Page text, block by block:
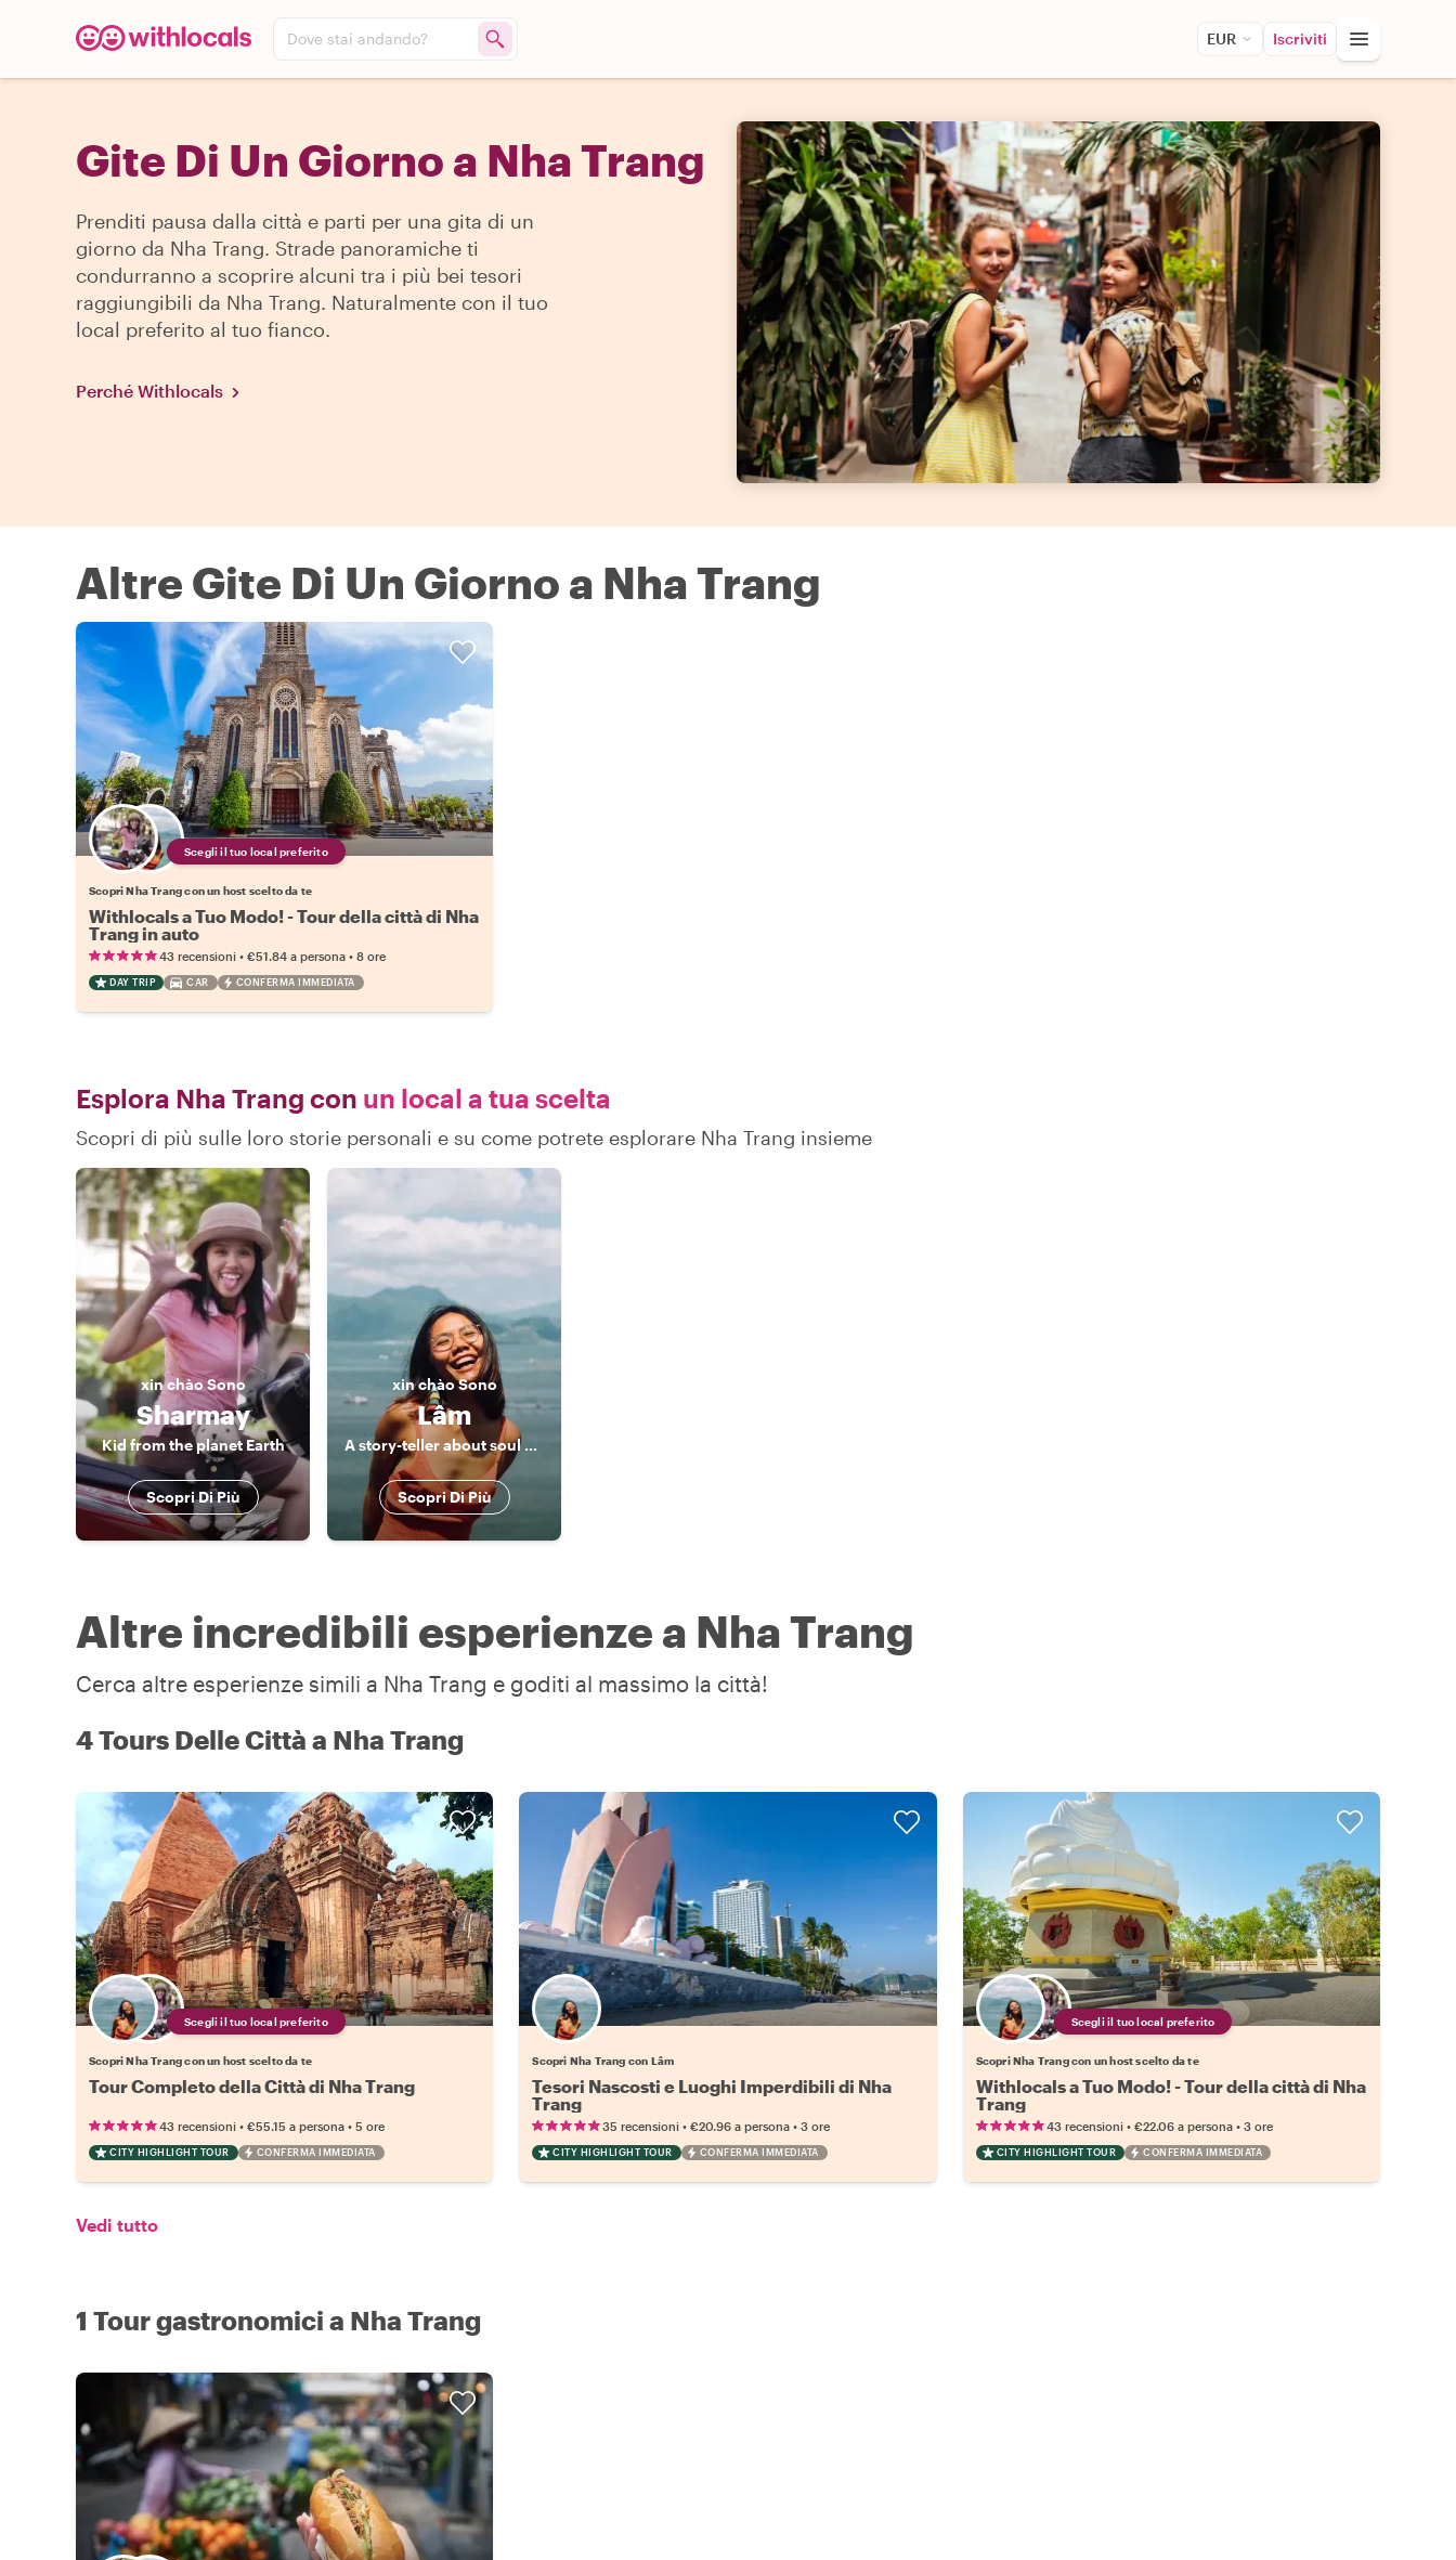
Dove stai andando? EUR Iscriviti
Gite Di Un Giorno a Nha Trang
Prenditi pausa dalla città e parti per una gita di un
giorno da Nha Trang. Strade panoramiche ti
condurranno a scoprire alcuni tra i più bei tesori
raggiungibili da Nha Trang. Naturalmente con il tuo
local preferito al tuo fianco.
Perché Withlocals
Altre Gite Di Un Giorno a Nha Trang
Scegli il tuo local preferito
Scopri Nha Trang con un host scelto da te
Withlocals a Tuo Modo! - Tour della città di Nha
Trang in auto
43 recensioni • €51.84 a persona • 8 ore
DAY TRIP CAR CONFERMA IMMEDIATA
Esplora Nha Trang con un local a tua scelta
Scopri di più sulle loro storie personali e su come potrete esplorare Nha Trang insieme
xin chàoSono
Sharmay
Kid from the planet Earth
Scopri Di Più
xin chàoSono
Lâm
A story-teller about soul and soil of Nha Trang
Scopri Di Più
Altre incredibili esperienze a Nha Trang
Cerca altre esperienze simili a Nha Trang e goditi al massimo la città!
4 Tours Delle Città a Nha Trang
Scegli il tuo local preferito
Scopri Nha Trang con un host scelto da te
Tour Completo della Città di Nha Trang
43 recensioni • €55.15 a persona • 5 ore
CITY HIGHLIGHT TOUR CONFERMA IMMEDIATA
Scopri Nha Trang con Lâm
Tesori Nascosti e Luoghi Imperdibili di Nha
Trang
35 recensioni •€20.96 a persona •3 ore
CITY HIGHLIGHT TOUR CONFERMA IMMEDIATA
Scegli il tuo local preferito
Scopri Nha Trang con un host scelto da te
Withlocals a Tuo Modo! - Tour della città di Nha
Trang
43 recensioni• €22.06 a persona• 3 ore
CITY HIGHLIGHT TOUR CONFERMA IMMEDIATA
Vedi tutto
1 Tour gastronomici a Nha Trang